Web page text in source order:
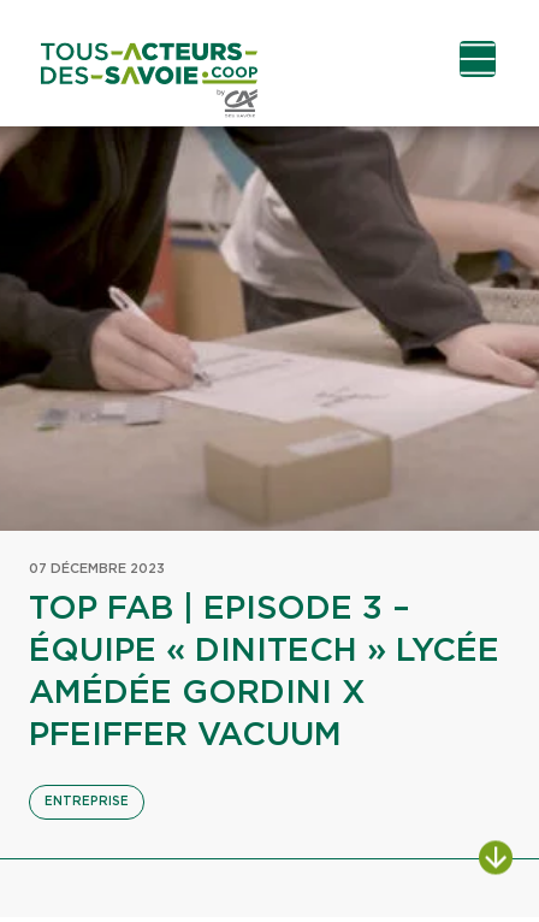
contenu
principal
07 DÉCEMBRE 2023
TOP FAB | EPISODE 3 –
ÉQUIPE « DINITECH » LYCÉE
AMÉDÉE GORDINI X
PFEIFFER VACUUM
ENTREPRISE